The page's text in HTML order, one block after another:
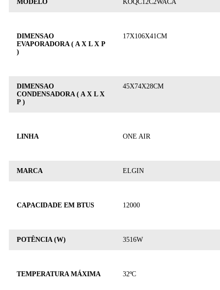
MODELO KOQC12C2WACA
DIMENSAO
EVAPORADORA ( A X L X P
)
17X106X41CM
DIMENSAO
CONDENSADORA ( A X L X
P )
45X74X28CM
LINHA ONE AIR
MARCA ELGIN
CAPACIDADE EM BTUS 12000
POTÊNCIA (W) 3516W
TEMPERATURA MÁXIMA 32ºC